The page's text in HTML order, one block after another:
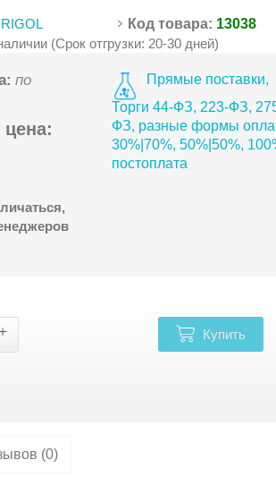
RIGOL Код товара: 13038
(Срок отгрузки: 20-30 дней)
по
цена:
Прямые поставки,
Торги 44-ФЗ, 223-ФЗ,
ФЗ, разные формы
30%|70%, 50%|50%,
постоплата
Купить
(0)